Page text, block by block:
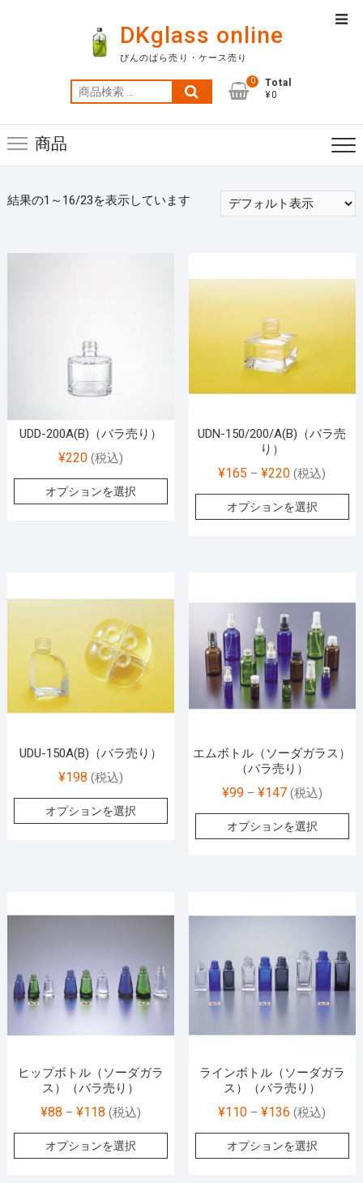
DKglass online
びんのばら売り・ケース売り
索
0
Total
¥0
商品
結果の1～16/23を表示しています
UDD-200A(B)（バラ売り）
¥220 (税込)
オプションを選択
UDN-150/200/A(B)（バラ売
り）
¥165 – ¥220 (税込)
オプションを選択
UDU-150A(B)（バラ売り）
¥198 (税込)
オプションを選択
エムボトル（ソーダガラス）
（バラ売り）
¥99– ¥147 (税込)
オプションを選択
ヒップボトル（ソーダガラ
ス）（バラ売り）
¥88 –¥118 (税込)
オプションを選択
ラインボトル（ソーダガラ
ス）（バラ売り）
¥110 –¥136 (税込)
オプションを選択